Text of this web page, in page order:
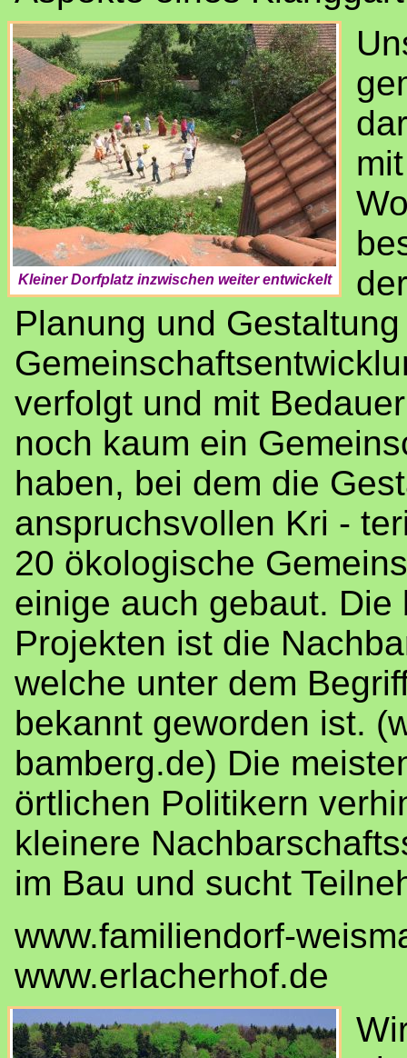
Kleiner Dorfplatz inzwischen weiter entwickelt
Planung und
verfolgt und mit
noch kaum ein
haben, bei dem die
anspruchsvollen Kri -
20 ökologische
einige auch gebaut.
Projekten ist die
welche unter dem
bekannt geworden ist.
bamberg.de) Die
örtlichen Politikern
kleinere
im Bau und sucht
www.familiendorf-
www.erlacherhof.de